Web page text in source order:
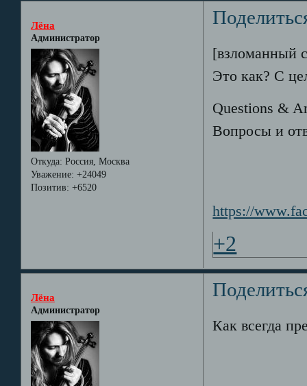
Лёна
Администратор
Откуда: Россия, Москва
Уважение: +24049
Позитив: +6520
[взломанный
Это как? С
Questions &
Вопросы и
https://
+2
Лёна
Администратор
Как всегда